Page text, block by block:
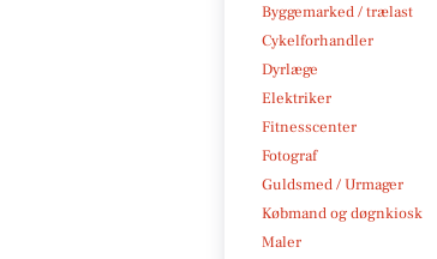
Byggemarked / trælast
Cykelforhandler
Dyrlæge
Elektriker
Fitnesscenter
Fotograf
Guldsmed / Urmager
Købmand og døgnkiosk
Maler